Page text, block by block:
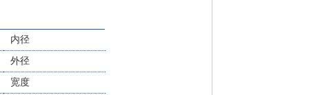
内径
外径
宽度